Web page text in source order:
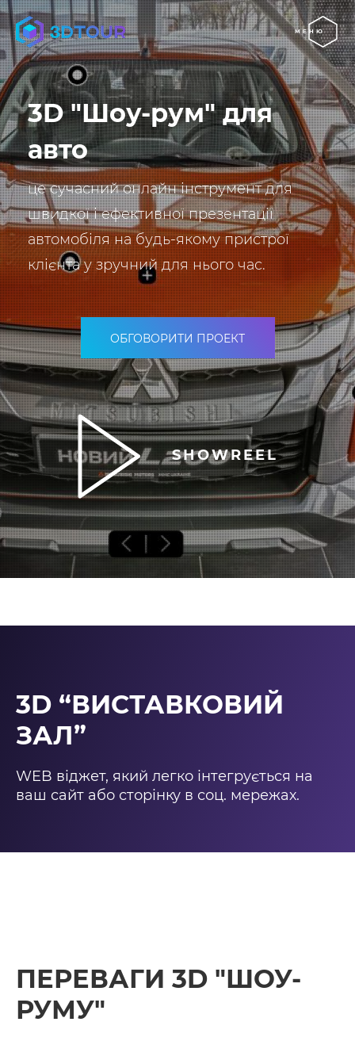
МЕНЮ
3D "Шоу-рум" для
авто
це сучасний онлайн інструмент для
швидкої і ефективної презентації
автомобіля на будь-якому пристрої
клієнта у зручний для нього час.
ОБГОВОРИТИ ПРОЕКТ
SHOWREEL
3D “ВИСТАВКОВИЙ
ЗАЛ”
WEB віджет, який легко інтегрується на
ваш сайт або сторінку в соц. мережах.
ПЕРЕВАГИ 3D "ШОУ-
РУМУ"